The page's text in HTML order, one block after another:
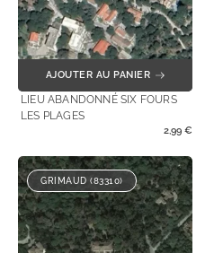
AJOUTER AU PANIER
LIEU ABANDONNÉ SIX FOURS
LES PLAGES
2,99 €
GRIMAUD (83310)